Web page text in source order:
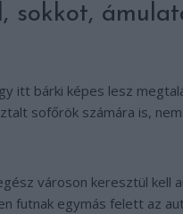
sokkot,
itt bárki képes lesz
sofőrök számára is,
városon keresztül kell
futnak egymás felett az